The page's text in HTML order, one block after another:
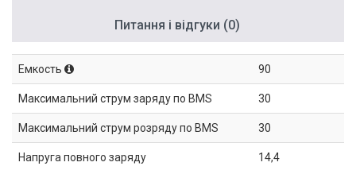
Питання і відгуки (0)
Емкость 90
Максимальний струм заряду по BMS 30
Максимальний струм розряду по BMS 30
Напруга повного заряду 14,4